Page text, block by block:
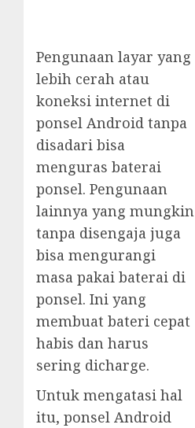
Pengunaan layar yang
lebih cerah atau
koneksi internet di
ponsel Android tanpa
disadari bisa
menguras baterai
ponsel. Pengunaan
lainnya yang mungkin
tanpa disengaja juga
bisa mengurangi
masa pakai baterai di
ponsel. Ini yang
membuat bateri cepat
habis dan harus
sering dicharge.
Untuk mengatasi hal
itu, ponsel Android